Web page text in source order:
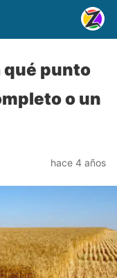
qué punto
o un
hace 4 años